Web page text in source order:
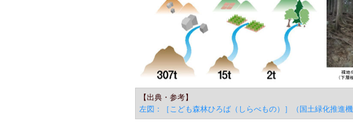
【出典・参考】
左図：［こども森林ひろば（しらべもの）］（国土緑化推進